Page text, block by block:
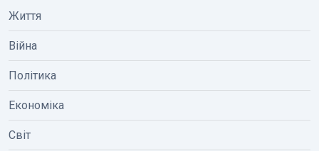
Життя
Війна
Політика
Економіка
Світ